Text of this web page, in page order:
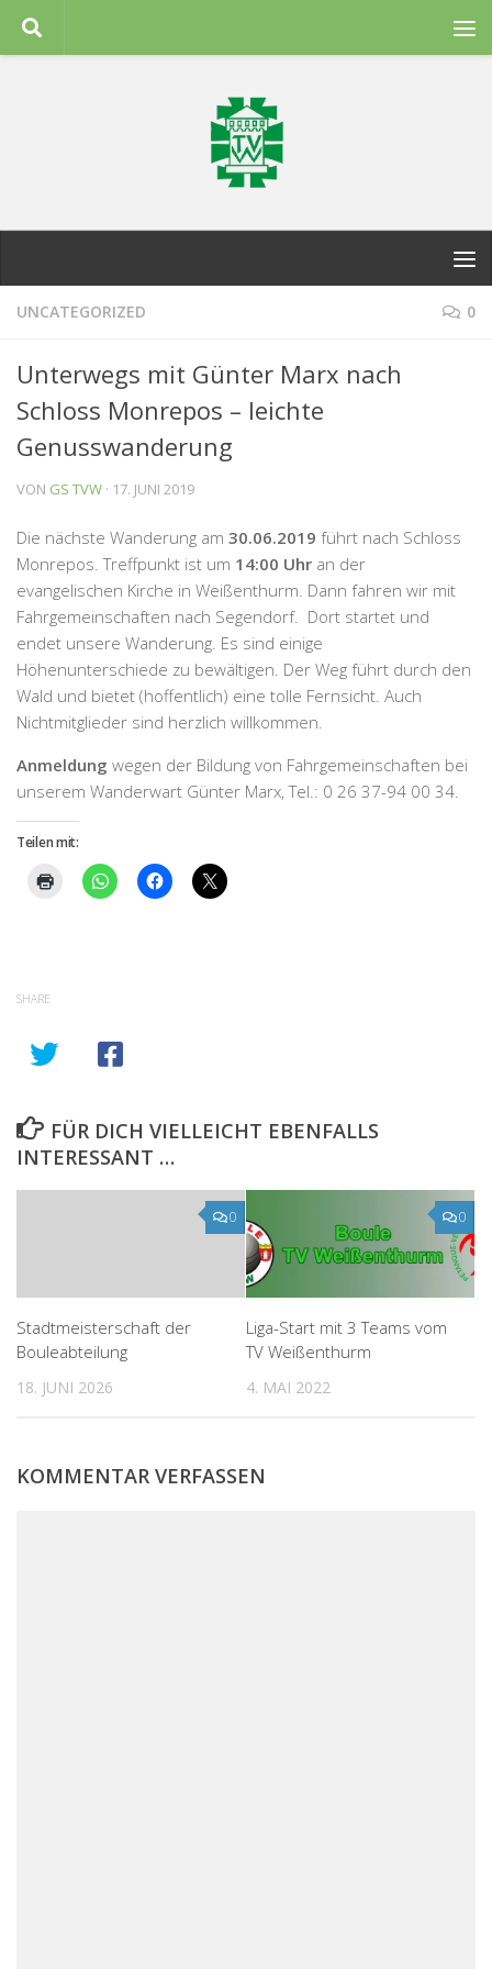
Zum Inhalt springen
UNCATEGORIZED 0
Unterwegs mit Günter Marx nach
Schloss Monrepos – leichte
Genusswanderung
VON GS TVW · 17. JUNI 2019
Die nächste Wanderung am 30.06.2019 führt nach Schloss
Monrepos. Treffpunkt ist um 14:00 Uhr an der
evangelischen Kirche in Weißenthurm. Dann fahren wir mit
Fahrgemeinschaften nach Segendorf. Dort startet und
endet unsere Wanderung. Es sind einige
Höhenunterschiede zu bewältigen. Der Weg führt durch den
Wald und bietet (hoffentlich) eine tolle Fernsicht. Auch
Nichtmitglieder sind herzlich willkommen.
Anmeldung wegen der Bildung von Fahrgemeinschaften bei
unserem Wanderwart Günter Marx, Tel.: 0 26 37-94 00 34.
Teilen mit:
SHARE
FÜR DICH VIELLEICHT EBENFALLS
INTERESSANT …
0
Stadtmeisterschaft der
Bouleabteilung
18. JUNI 2026
0
Liga-Start mit 3 Teams vom
TV Weißenthurm
4. MAI 2022
KOMMENTAR VERFASSEN